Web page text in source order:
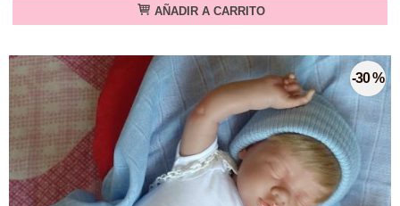
AÑADIR A CARRITO
-30 %